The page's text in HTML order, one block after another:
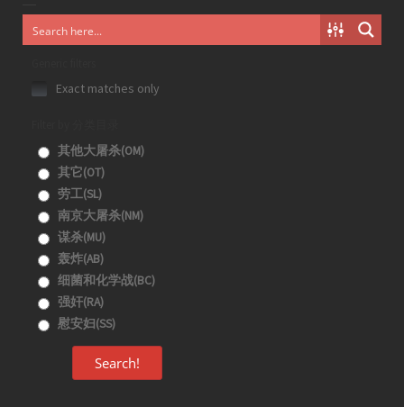
Exact matches only
其他大屠杀(OM)
其它(OT)
劳工(SL)
南京大屠杀(NM)
谋杀(MU)
轰炸(AB)
细菌和化学战(BC)
强奸(RA)
慰安妇(SS)
Search!